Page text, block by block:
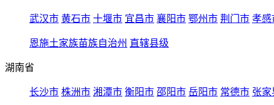
武汉市 黄石市 十堰市 宜昌市 襄阳市 鄂州市 荆门市 孝感
恩施土家族苗族自治州 直辖县级
湖南省
长沙市 株洲市 湘潭市 衡阳市 邵阳市 岳阳市 常德市 张家